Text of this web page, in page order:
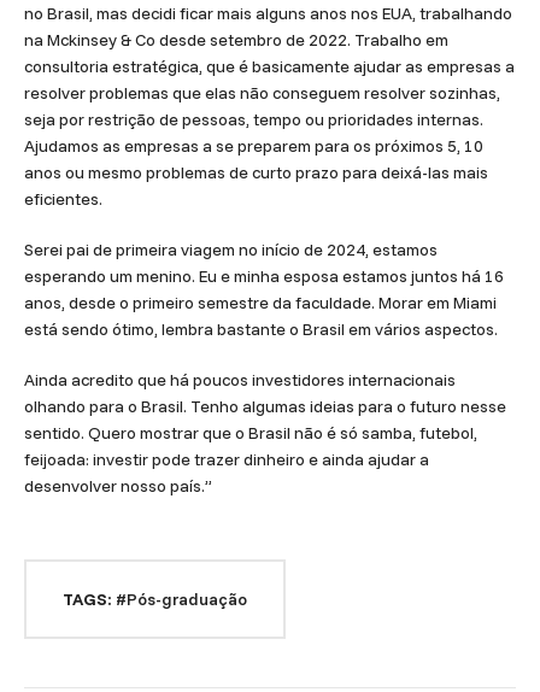
no Brasil, mas decidi ficar mais alguns anos nos EUA, trabalhando
na Mckinsey & Co desde setembro de 2022. Trabalho em
consultoria estratégica, que é basicamente ajudar as empresas a
resolver problemas que elas não conseguem resolver sozinhas,
seja por restrição de pessoas, tempo ou prioridades internas.
Ajudamos as empresas a se preparem para os próximos 5, 10
anos ou mesmo problemas de curto prazo para deixá-las mais
eficientes.
Serei pai de primeira viagem no início de 2024, estamos
esperando um menino. Eu e minha esposa estamos juntos há 16
anos, desde o primeiro semestre da faculdade. Morar em Miami
está sendo ótimo, lembra bastante o Brasil em vários aspectos.
Ainda acredito que há poucos investidores internacionais
olhando para o Brasil. Tenho algumas ideias para o futuro nesse
sentido. Quero mostrar que o Brasil não é só samba, futebol,
feijoada: investir pode trazer dinheiro e ainda ajudar a
desenvolver nosso país.”
TAGS: #Pós-graduação